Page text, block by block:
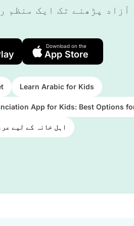
آزاد پڑھنے تک ایک منظم
Download on the
App Store
Learn Arabic for Kids
App for Kids: Best Options
اہل خانہ کے لیے